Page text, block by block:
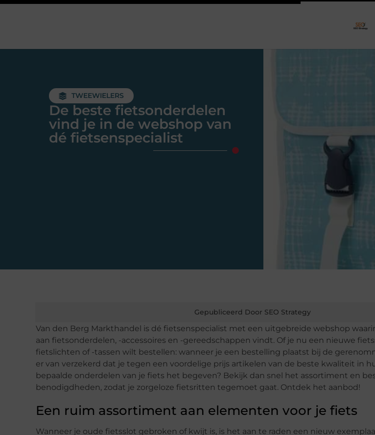
TWEEWIELERS
De beste fietsonderdelen
vind je in de webshop van
dé fietsenspecialist
Gepubliceerd Door SEO Strategy
Van den Berg Markthandel is dé fietsenspecialist met een uitgebreide webshop
aan fietsonderdelen, -accessoires en -gereedschappen vindt. Of je nu een nieuwe
fietslichten of -tassen wilt bestellen: wanneer je een bestelling plaatst bij de
er van verzekerd dat je tegen een voordelige prijs artikelen van de beste kwaliteit in
bepaalde onderdelen van je fiets het begeven? Bekijk dan snel het assortiment en
benodigdheden, zodat je zorgeloze fietsritten tegemoet gaat. Ontdek het aanbod!
Een ruim assortiment aan elementen voor je fiets
Wanneer je oude fietsslot gebroken of kwijt is, is het aan te raden een nieuw